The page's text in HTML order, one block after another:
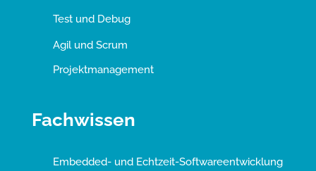
Test und Debug
Agil und Scrum
Projektmanagement
Fachwissen
Embedded- und Echtzeit-Softwareentwicklung